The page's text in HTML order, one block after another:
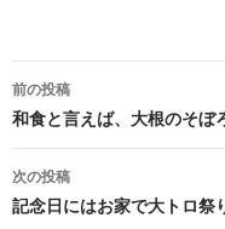
投
稿
ナ
ビ
前の投稿
和食と言えば、大根のそぼ
次の投稿
記念日にはお家で大トロ祭